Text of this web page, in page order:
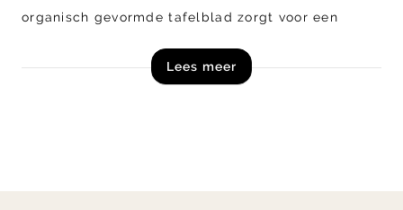
organisch gevormde tafelblad zorgt voor een
blikvanger, zonder dat het geheel te druk oogt.
Lees meer